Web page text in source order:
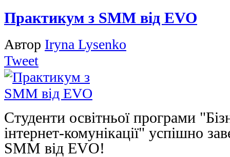
Практикум з SMM від EVO
Автор Iryna Lysenko
Tweet
Студенти освітньої програми
інтернет-комунікації" успішно
SMM від EVO!